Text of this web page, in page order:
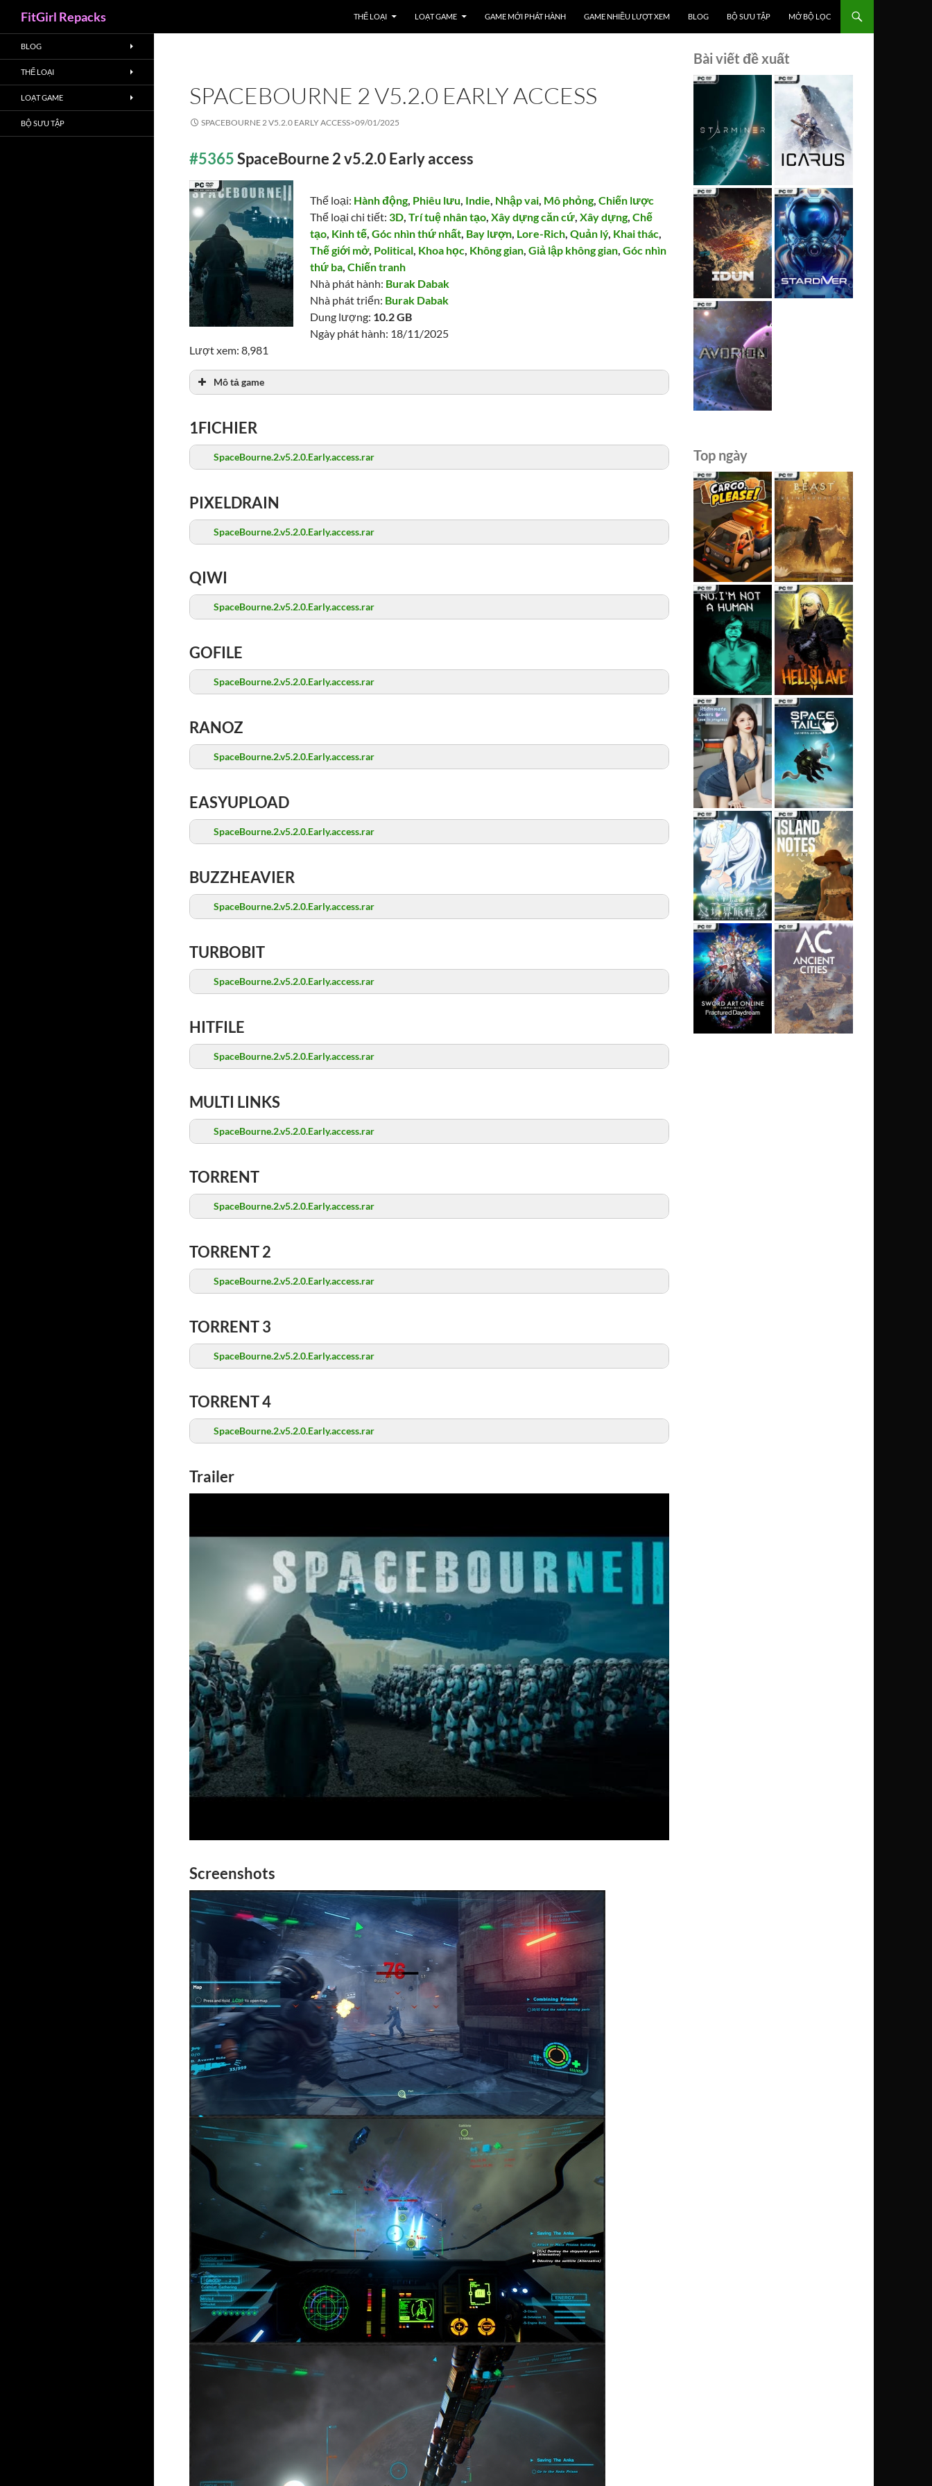
FitGirl Repacks THỂ LOẠI LOẠT GAME GAME MỚI PHÁT HÀNH GAME NHIỀU LƯỢT XEM BLOG BỘ SƯU TẬP MỞ BỘ LỌC
SPACEBOURNE 2 V5.2.0 EARLY ACCESS
SPACEBOURNE 2 V5.2.0 EARLY ACCESS>09/01/2025
#5365SpaceBourne 2 v5.2.0 Early access
Thể loại: Hành động, Phiêu lưu, Indie, Nhập vai, Mô phỏng,Chiến lược
Thể loại chi tiết: 3D,Trí tuệ nhân tạo,Xây dựng căn cứ,Xây dựng,Chế
tạo, Kinh tế,Góc nhìn thứ nhất, Bay lượn, Lore-Rich,Quản lý, Khai thác,
Thế giới mở, Political, Khoa học, Không gian,Giả lập không gian,Góc nhìn
thứ ba,Chiến tranh
Nhà phát hành: Burak Dabak
Nhà phát triển: Burak Dabak
Dung lượng: 10.2 GB
Ngày phát hành: 18/11/2025
Lượt xem: 8,981
Mô tả game
1FICHIER
SpaceBourne.2.v5.2.0.Early.access.rar
PIXELDRAIN
SpaceBourne.2.v5.2.0.Early.access.rar
QIWI
SpaceBourne.2.v5.2.0.Early.access.rar
GOFILE
SpaceBourne.2.v5.2.0.Early.access.rar
RANOZ
SpaceBourne.2.v5.2.0.Early.access.rar
EASYUPLOAD
SpaceBourne.2.v5.2.0.Early.access.rar
BUZZHEAVIER
SpaceBourne.2.v5.2.0.Early.access.rar
TURBOBIT
SpaceBourne.2.v5.2.0.Early.access.rar
HITFILE
SpaceBourne.2.v5.2.0.Early.access.rar
MULTI LINKS
SpaceBourne.2.v5.2.0.Early.access.rar
TORRENT
SpaceBourne.2.v5.2.0.Early.access.rar
TORRENT 2
SpaceBourne.2.v5.2.0.Early.access.rar
TORRENT 3
SpaceBourne.2.v5.2.0.Early.access.rar
TORRENT 4
SpaceBourne.2.v5.2.0.Early.access.rar
Trailer
Screenshots
Bài viết đề xuất
Top ngày
BLOG
THỂ LOẠI
LOẠT GAME
BỘ SƯU TẬP